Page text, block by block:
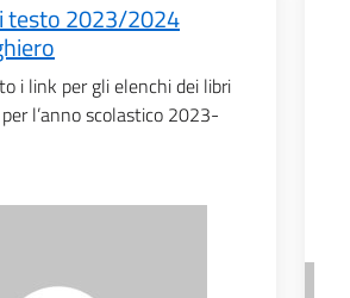
testo 2023/2024
i link per gli elenchi dei libri
l’anno scolastico 2023-